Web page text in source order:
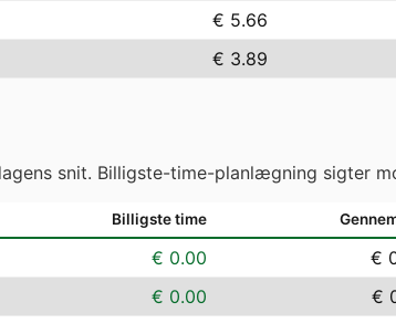
€ 5.66
€ 3.89
snit. Billigste-time-planlægning sigter
Billigste time
€ 0.00 €
€ 0.00 €